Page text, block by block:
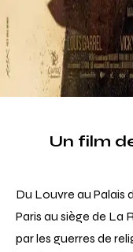
Un film
Du Louvre au Palais
Paris au siège de La
par les guerres de